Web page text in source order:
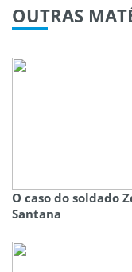
OUTRAS
O caso do soldado
Santana